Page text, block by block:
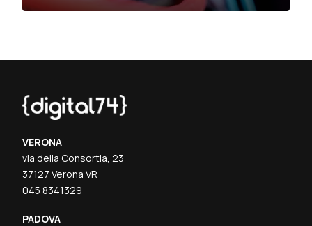
VERONA
via della Consortia, 23
37127 Verona VR
045 8341329
PADOVA